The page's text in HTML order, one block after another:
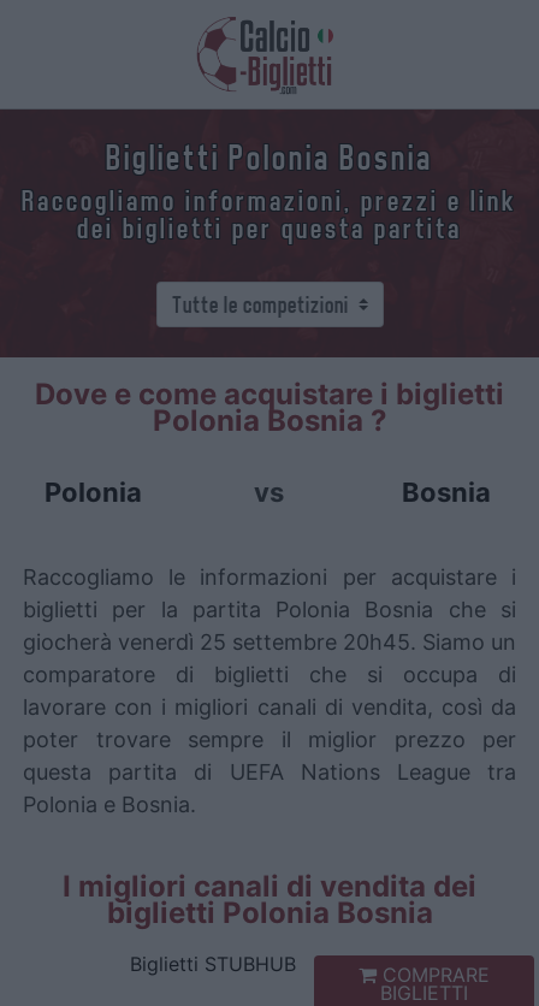
Biglietti Polonia Bosnia
Raccogliamo informazioni, prezzi e link
dei biglietti per questa partita
Dove e come acquistare i biglietti
Polonia Bosnia ?
Polonia vs Bosnia
Raccogliamo le informazioni per acquistare i
biglietti per la partita Polonia Bosnia che si
giocherà venerdì 25 settembre 20h45. Siamo un
comparatore di biglietti che si occupa di
lavorare con i migliori canali di vendita, così da
poter trovare sempre il miglior prezzo per
questa partita di UEFA Nations League tra
Polonia e Bosnia.
I migliori canali di vendita dei
biglietti Polonia Bosnia
Biglietti STUBHUB COMPRARE
BIGLIETTI